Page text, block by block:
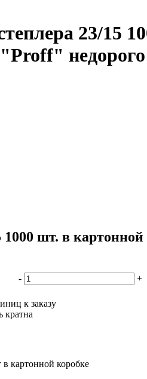
23/15
1000 шт. в
- +
к заказу
кратна
картонной коробке